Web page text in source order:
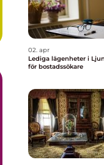
02. apr
Lediga lägenheter i
för bostadssökare